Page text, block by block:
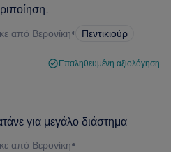
από Βερονίκη• Πεντικιούρ
Επαληθευμένη αξιολόγηση
για μεγάλο διάστημα
από Βερονίκη•